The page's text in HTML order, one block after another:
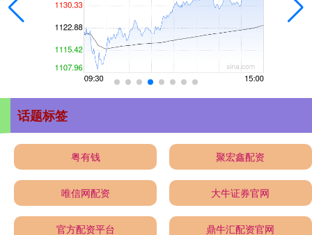
话题标签
粤有钱 聚宏鑫配资
唯信网配资 大牛证券官网
官方配资平台 鼎牛汇配资官网